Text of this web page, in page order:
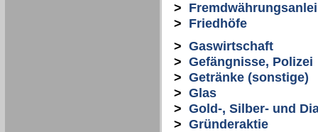
>
> Friedhöfe
> Gaswirtschaft
> Gefängnisse, Polizei
> Getränke (sonstige)
> Glas
> Gold-, Silber- und
> Gründeraktie